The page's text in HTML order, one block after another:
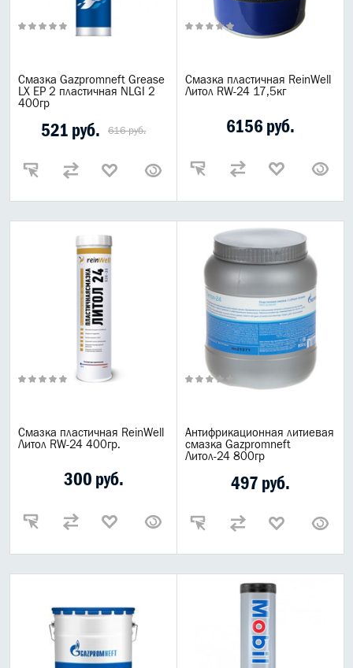
Смазка Gazpromneft Grease
LX EP 2 пластичная NLGI 2
400гр
521 руб. 616 руб.
Смазка пластичная ReinWell
Литол RW-24 17,5кг
6156 руб.
Смазка пластичная ReinWell
Литол RW-24 400гр.
300 руб.
Антифрикационная литиевая
смазка Gazpromneft
Литол-24 800гр
497 руб.